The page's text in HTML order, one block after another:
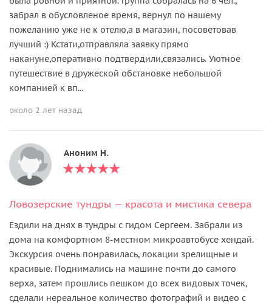
забрал в обусловленое время, вернул по нашему
пожеланию уже не к отелю,а в магазин, посоветовав
лучший :) Кстати,отправляла заявку прямо
накануне,оперативно подтвердили,связались. Уютное
путешествие в дружеской обстановке небольшой
компанией к вп...
около 2 лет назад
Аноним Н.
Ловозерские тундры — красота и мистика севера
Ездили на днях в тундры с гидом Сергеем. Забрали из
дома на комфортном 8-местном микроавтобусе хендай.
Экскурсия очень понравилась, локации зрелищные и
красивые. Поднимались на машине почти до самого
верха, затем прошлись пешком до всех видовых точек,
сделали нереальное количество фотографий и видео с